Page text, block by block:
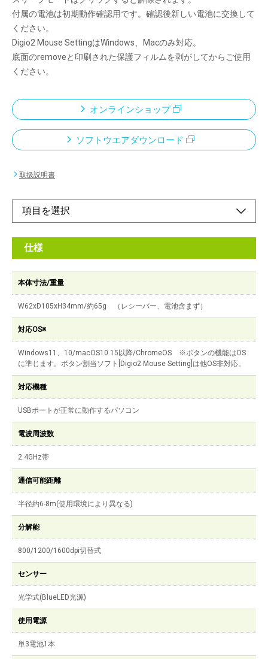
付属の電池は初期動作確認用です。確認後新しい電池に交換して
ください。
Digio2 Mouse SettingはWindows、Macのみ対応。
底面のremoveと印刷された保護フィルムを剥がしてからご使用
ください。
オンラインショップ
ソフトウエアダウンロード
取扱説明書
仕様
本体寸法/重量
W62xD105xH34mm/約65g （レシーバー、電池含まず）
対応OS※
Windows11、10/macOS10.15以降/ChromeOS ※ボタンの機能はOS
に準じます。ボタン割当ソフト[Digio2 Mouse Setting]は他OS非対応。
対応機種
USBポートが正常に動作するパソコン
電波周波数
2.4GHz帯
通信可能距離
半径約6-8m(使用環境により異なる)
分解能
800/1200/1600dpi切替式
センサー
光学式(BlueLED光源)
使用電源
単3電池1本